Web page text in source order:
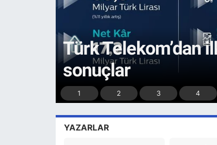
14. Boğaziçi Film
başvuruları sürüyor
1 2 3 4
YAZARLAR